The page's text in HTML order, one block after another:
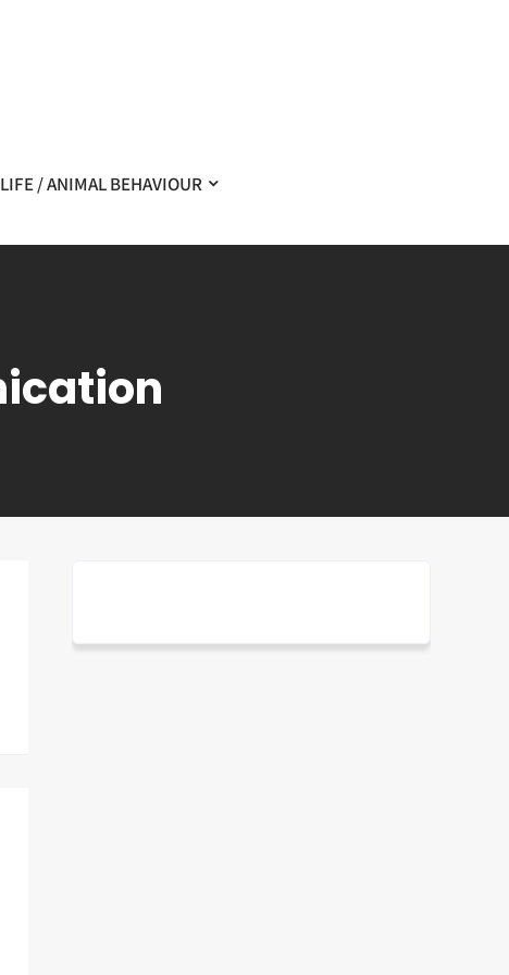
/ ANIMAL BEHAVIOUR